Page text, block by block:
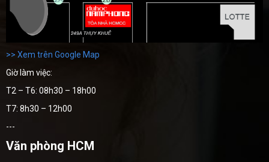
>> Xem trên Google Map
Giờ làm việc:
T2 – T6: 08h30 – 18h00
T7: 8h30 – 12h00
---
Văn phòng HCM